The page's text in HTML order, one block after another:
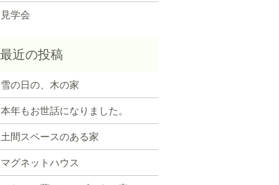
見学会
雪の日の、木の家
本年もお世話になりました。
土間スペースのある家
マグネットハウス